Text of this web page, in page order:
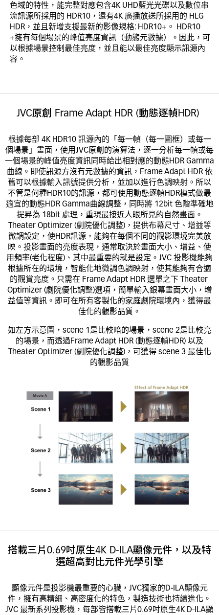
色域的特性，能完整對應包含4K UHD藍光光碟以及數位串
流訊源所採用的 HDR10，還有4K 廣播放送所採用的 HLG
HDR，並且新增支援最新的影像規格: HDR10+。 HDR10
+擁有每個場景的峰值亮度資訊（動態元數據）。因此，可
以根據場景控制最佳亮度，並且能以最佳亮度顯示訊源內
容。
JVC原創 Frame Adapt HDR (動態逐幀HDR)
根據每部 4K HDR10 訊源內的「每一幀（每一圖框）或每一
個場景」畫面，使用JVC原創的演算法，逐一分析每一幀或每
一個場景的峰值亮度資訊同時給出相對應的動態HDR Gamma
曲線。即使訊源方沒有元數據的資訊，Frame Adapt HDR 依
舊可以根據輸入訊號提供分析，並加以進行色調映射。所以
不管是何種HDR10的訊源，都可使用動態逐幀HDR模式做最
適宜的動態HDR Gamma曲線調整，同時將 12bit 色階準確地
提昇為 18bit 處理，重現最接近人眼所見的自然畫面。
Theater Optimizer (劇院優化調整)，提供布幕尺寸、增益等
微調設定，使HDR訊源，能夠在每個不同的觀影環境完美放
映。投影畫面的亮度表現，通常取決於畫面大小、增益、使
用頻率(老化程度)、其中最重要的就是設定。JVC 投影機能夠
根據所在的環境，智能化地微調色調映射，使其能夠有合適
的觀賞亮度。只需在 Frame Adapt HDR 選單之下 Theater
Optimizer (劇院優化調整)選項，簡單輸入銀幕畫面大小，增
益值等資訊。即可在所有客製化的家庭劇院環境內，獲得最
佳化的觀影品質。
如左方示意圖，scene 1是比較暗的場景，scene 2是比較亮
的場景，而透過Frame Adapt HDR (動態逐幀HDR) 以及
Theater Optimizer (劇院優化調整)，可獲得 scene 3 最佳化
的觀影品質
搭載三片0.69吋原生4K D-ILA顯像元件，以及特
選超高對比元件光學引擎
顯像元件是投影機最重要的心臟，JVC獨家的D-ILA顯像元
件，擁有高精細、高密度化的特色，製造技術也持續進化。
JVC 最新系列投影機，每部皆搭載三片0.69吋原生4K D-ILA顯